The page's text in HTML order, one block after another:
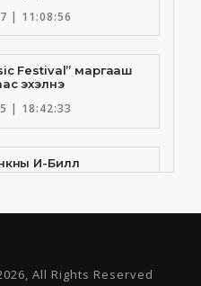
| 11:08:56
Festival” маргааш
эхэлнэ
| 18:42:33
И-Билл
Голомт банк
| 9:33:55
Санхүү Эдийн
Сургууль хамтын
All Rights Reserved